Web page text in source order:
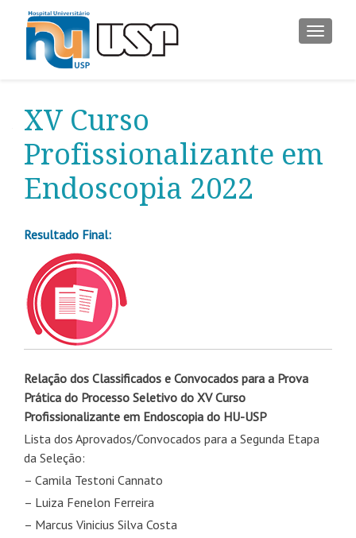
XV Curso
Profissionalizante em
Endoscopia 2022
Resultado Final:
Relação dos Classificados e Convocados para a Prova
Prática do Processo Seletivo do XV Curso
Profissionalizante em Endoscopia do HU-USP
Lista dos Aprovados/Convocados para a Segunda Etapa
da Seleção:
– Camila Testoni Cannato
– Luiza Fenelon Ferreira
– Marcus Vinicius Silva Costa